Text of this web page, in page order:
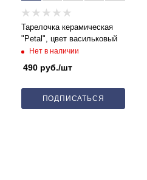
Тарелочка керамическая
"Petal", цвет васильковый
Нет в наличии
490 руб./шт
ПОДПИСАТЬСЯ